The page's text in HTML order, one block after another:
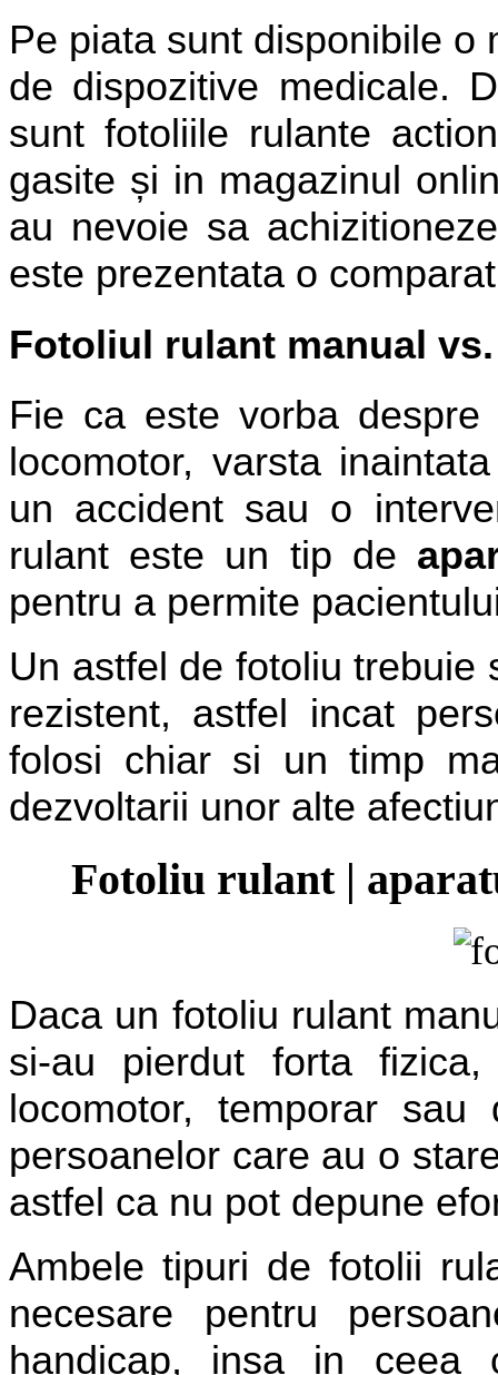
Pe piata sunt disponibile o
de dispozitive medicale.
sunt fotoliile rulante
gasite și in magazinul
au nevoie sa
este prezentata o
Fotoliul rulant manual
Fie ca este vorba
locomotor, varsta
un accident sau o
rulant este un tip de
pentru a permite
Un astfel de fotoliu trebuie
rezistent, astfel incat
folosi chiar si un timp
dezvoltarii unor alte
Fotoliu rulant |
Daca un fotoliu rulant
si-au pierdut forta
locomotor, temporar
persoanelor care au o
astfel ca nu pot depune
Ambele tipuri de fotolii
necesare pentru
handicap, insa in ceea